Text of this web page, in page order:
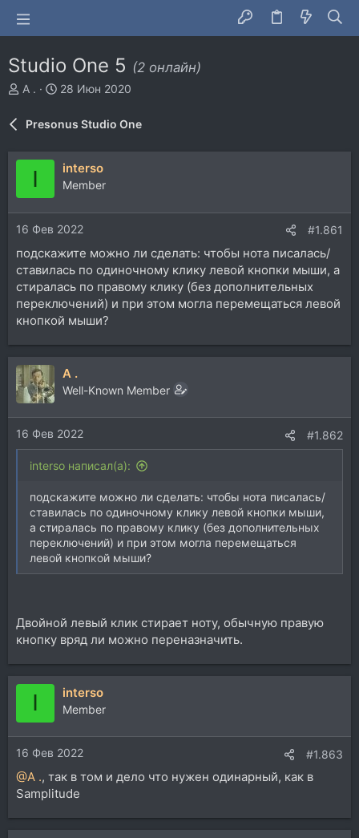
Studio One 5 (2 онлайн)
А
т
р
т
A .
Д
н
а
ч
а
28 Июн 2020
Presonus Studio One
I interso
Member
16 Фев 2022 #1.861
подскажите можно ли сделать: чтобы нота писалась/
ставилась по одиночному клику левой кнопки мыши, а
стиралась по правому клику (без дополнительных
переключений) и при этом могла перемещаться левой
кнопкой мыши?
A .
Well-Known Member
16 Фев 2022 #1.862
interso написал(а):
подскажите можно ли сделать: чтобы нота писалась/
ставилась по одиночному клику левой кнопки мыши,
а стиралась по правому клику (без дополнительных
переключений) и при этом могла перемещаться
левой кнопкой мыши?
Двойной левый клик стирает ноту, обычную правую
кнопку вряд ли можно переназначить.
I interso
Member
16 Фев 2022 #1.863
@A ., так в том и дело что нужен одинарный, как в
Samplitude